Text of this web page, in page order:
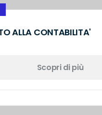
ALLA CONTABILITA'
Scopri di più